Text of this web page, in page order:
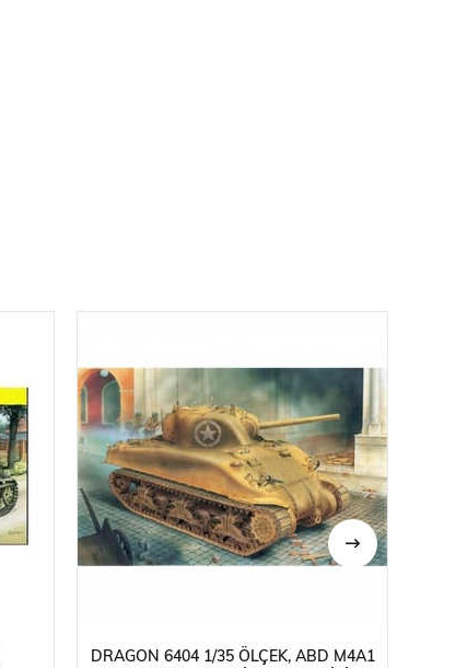
DRAGON 6404 1/35 ÖLÇEK, ABD M4A1